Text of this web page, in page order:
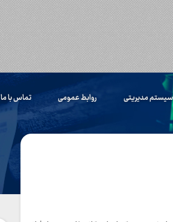
سیستم مدیریتی روابط عمومی تماس با ما